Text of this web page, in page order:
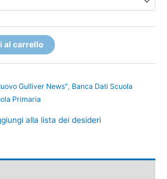
al carrello
Gulliver News", Banca Dati Scuola
Primaria
alla lista dei desideri